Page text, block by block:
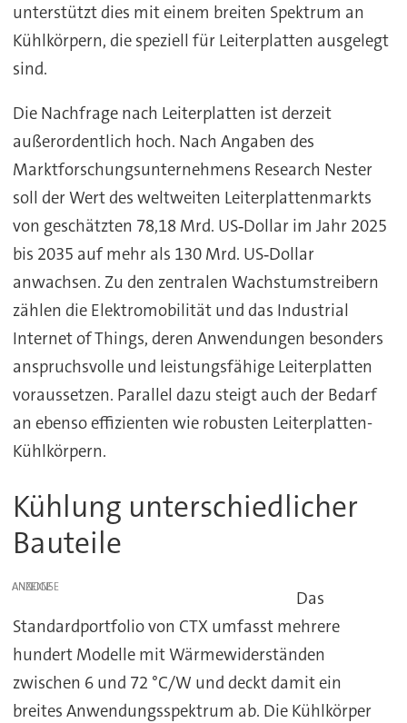
unterstützt dies mit einem breiten Spektrum an
Kühlkörpern, die speziell für Leiterplatten ausgelegt
sind.
Die Nachfrage nach Leiterplatten ist derzeit
außerordentlich hoch. Nach Angaben des
Marktforschungsunternehmens Research Nester
soll der Wert des weltweiten Leiterplattenmarkts
von geschätzten 78,18 Mrd. US‑Dollar im Jahr 2025
bis 2035 auf mehr als 130 Mrd. US‑Dollar
anwachsen. Zu den zentralen Wachstumstreibern
zählen die Elektromobilität und das Industrial
Internet of Things, deren Anwendungen besonders
anspruchsvolle und leistungsfähige Leiterplatten
voraussetzen. Parallel dazu steigt auch der Bedarf
an ebenso effizienten wie robusten Leiterplatten-
Kühlkörpern.
Kühlung unterschiedlicher
Bauteile
ANZEIGE
Das
Standardportfolio von CTX umfasst mehrere
hundert Modelle mit Wärmewiderständen
zwischen 6 und 72 °C/W und deckt damit ein
breites Anwendungsspektrum ab. Die Kühlkörper